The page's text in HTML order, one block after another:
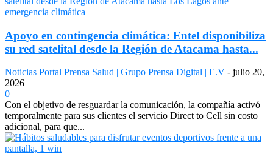
Apoyo en contingencia climática: Entel disponibiliza
su red satelital desde la Región de Atacama hasta...
Noticias Portal Prensa Salud | Grupo Prensa Digital | E.V - julio 20,
2026
0
Con el objetivo de resguardar la comunicación, la compañía activó
temporalmente para sus clientes el servicio Direct to Cell sin costo
adicional, para que...